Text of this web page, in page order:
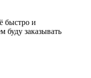
быстро и
буду заказывать